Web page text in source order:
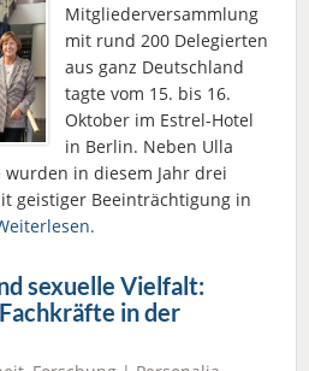
Mitgliederversammlung
mit rund 200 Delegierten
aus ganz Deutschland
tagte vom 15. bis 16.
Oktober im Estrel-Hotel
in Berlin. Neben Ulla
in diesem Jahr drei
geistiger Beeinträchtigung in
sexuelle Vielfalt:
in der